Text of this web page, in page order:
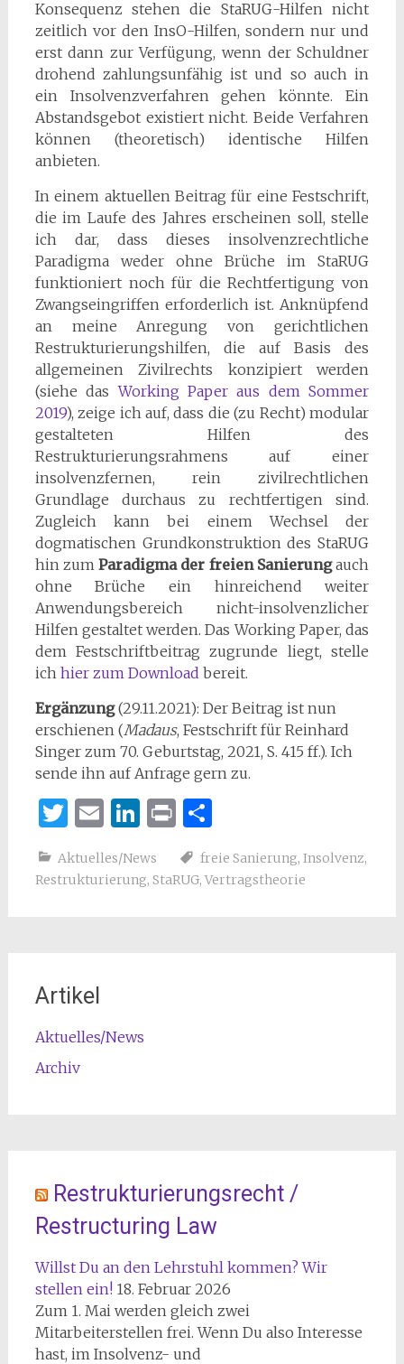
Konsequenz stehen die StaRUG-Hilfen nicht
zeitlich vor den InsO-Hilfen, sondern nur und
erst dann zur Verfügung, wenn der Schuldner
drohend zahlungsunfähig ist und so auch in
ein Insolvenzverfahren gehen könnte. Ein
Abstandsgebot existiert nicht. Beide Verfahren
können (theoretisch) identische Hilfen
anbieten.
In einem aktuellen Beitrag für eine Festschrift,
die im Laufe des Jahres erscheinen soll, stelle
ich dar, dass dieses insolvenzrechtliche
Paradigma weder ohne Brüche im StaRUG
funktioniert noch für die Rechtfertigung von
Zwangseingriffen erforderlich ist. Anknüpfend
an meine Anregung von gerichtlichen
Restrukturierungshilfen, die auf Basis des
allgemeinen Zivilrechts konzipiert werden
(siehe dasWorking Paper aus dem Sommer
2019), zeige ich auf, dass die (zu Recht) modular
gestalteten Hilfen des
Restrukturierungsrahmens auf einer
insolvenzfernen, rein zivilrechtlichen
Grundlage durchaus zu rechtfertigen sind.
Zugleich kann bei einem Wechsel der
dogmatischen Grundkonstruktion des StaRUG
hin zumParadigma der freien Sanierungauch
ohne Brüche ein hinreichend weiter
Anwendungsbereich nicht-insolvenzlicher
Hilfen gestaltet werden. Das Working Paper, das
dem Festschriftbeitrag zugrunde liegt, stelle
ich hier zum Download bereit.
Ergänzung(29.11.2021): Der Beitrag ist nun
erschienen (Madaus, Festschrift für Reinhard
Singer zum 70. Geburtstag, 2021, S. 415 ff.). Ich
sende ihn auf Anfrage gern zu.
Twitter
Email
LinkedIn
PrintTeilen
Aktuelles/News freie Sanierung, Insolvenz,
Restrukturierung, StaRUG, Vertragstheorie
Artikel
Aktuelles/News
Archiv
Restrukturierungsrecht /
Restructuring Law
Willst Du an den Lehrstuhl kommen? Wir
stellen ein! 18. Februar 2026
Zum 1. Mai werden gleich zwei
Mitarbeiterstellen frei. Wenn Du also Interesse
hast, im Insolvenz- und